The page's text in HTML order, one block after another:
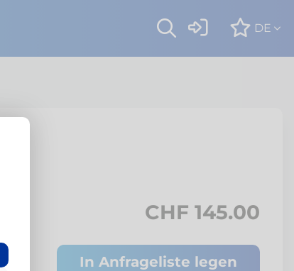
DE
CHF 145.00
In Anfrageliste legen